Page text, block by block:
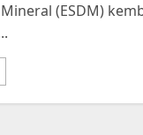
(ESDM)